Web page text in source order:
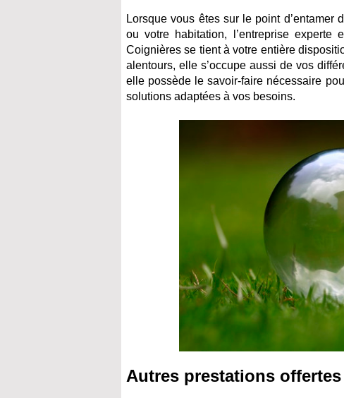
Lorsque vous êtes sur le point d’entamer
ou votre habitation, l’entreprise experte
Coignières se tient à votre entière
alentours, elle s’occupe aussi de vos
elle possède le savoir-faire nécessaire
solutions adaptées à vos besoins.
Autres prestations